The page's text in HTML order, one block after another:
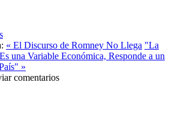
« El Discurso de Romney No Llega "La
una Variable Económica, Responde a un
»
comentarios